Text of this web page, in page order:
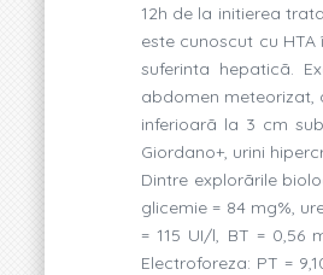
12h de la initierea
este cunoscut cu
suferinta hepaticã.
abdomen meteorizat,
inferioarã la 3 cm
Giordano+, urini
Dintre explorãrile
glicemie = 84 mg%,
= 115 UI/l, BT = 0,56
Electroforeza: PT =